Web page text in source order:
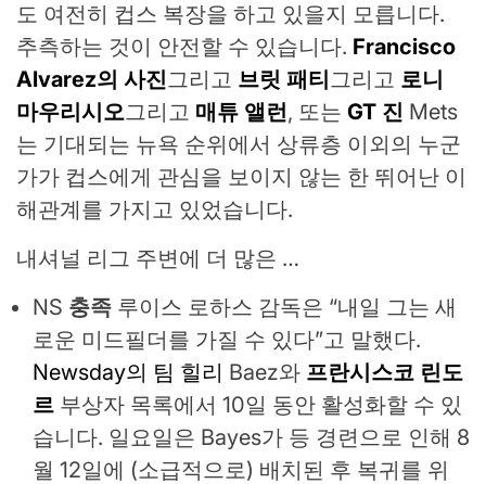
도 여전히 컵스 복장을 하고 있을지 모릅니다.
추측하는 것이 안전할 수 있습니다. Francisco
Alvarez의 사진그리고 브릿 패티그리고 로니
마우리시오그리고 매튜 앨런, 또는 GT 진 Mets
는 기대되는 뉴욕 순위에서 상류층 이외의 누군
가가 컵스에게 관심을 보이지 않는 한 뛰어난 이
해관계를 가지고 있었습니다.
내셔널 리그 주변에 더 많은 …
NS 충족 루이스 로하스 감독은 “내일 그는 새
로운 미드필더를 가질 수 있다”고 말했다.
Newsday의 팀 힐리 Baez와 프란시스코 린도
르 부상자 목록에서 10일 동안 활성화할 수 있
습니다. 일요일은 Bayes가 등 경련으로 인해 8
월 12일에 (소급적으로) 배치된 후 복귀를 위